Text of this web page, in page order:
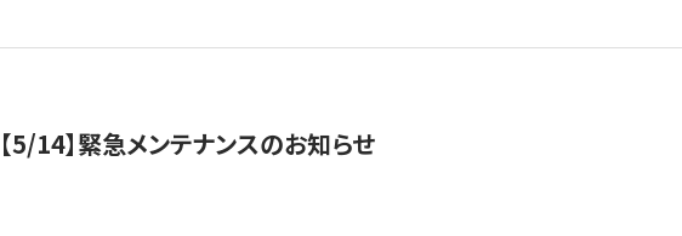
【5/14】緊急メンテナンスのお知らせ